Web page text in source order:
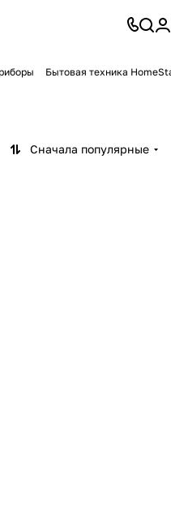
Бытовая техника
Сначала популярные